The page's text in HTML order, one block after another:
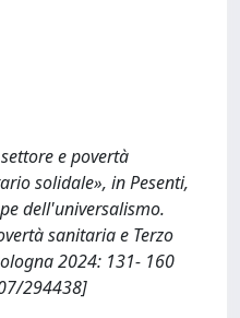
e povertà
solidale», in Pesenti,
dell'universalismo.
sanitaria e Terzo
2024: 131- 160
294438]